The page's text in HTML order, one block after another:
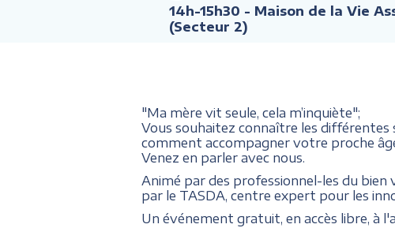
14h-15h30 - Maison de la Vie
(Secteur 2)
"Ma mère vit seule, cela m’inquiète";
Vous souhaitez connaître les différentes
comment accompagner votre proche
Venez en parler avec nous.
Animé par des professionnel-les du
par le TASDA, centre expert pour les
Un événement gratuit, en accès libre, à